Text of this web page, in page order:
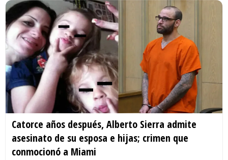
Catorce años después, Alberto Sierra admite
asesinato de su esposa e hijas; crimen que
conmocionó a Miami